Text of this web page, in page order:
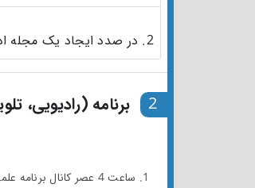
2. در صدد ایجاد یک مجله ادبی هستم.
2 برنامه (رادیویی،
1. ساعت 4 عصر کانال برنامه علمی‌اش را پخش می‌کند.